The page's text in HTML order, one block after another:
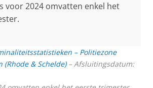
voor 2024 omvatten enkel het
– Politiezone
(Rhode & Schelde)– Afsluitingsdatum: